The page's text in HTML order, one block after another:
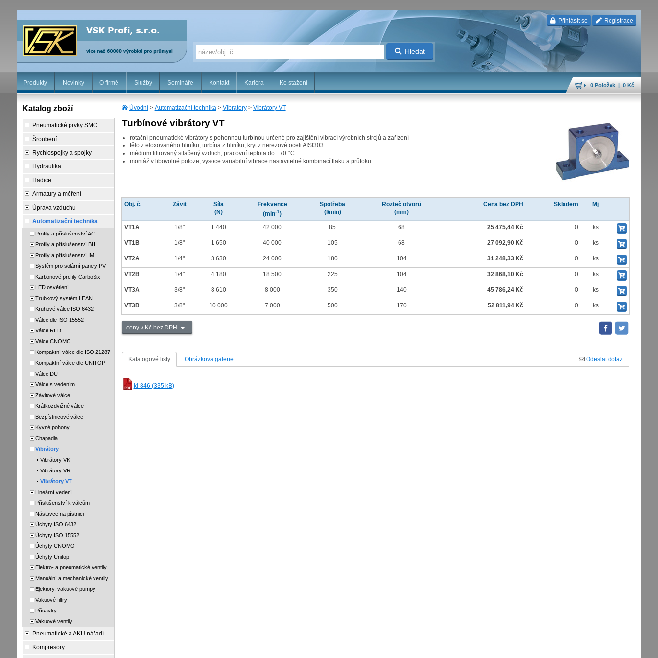
Přihlásit se Registrace
Hledat
Produkty Novinky O firmě Služby Semináře Kontakt Kariéra Ke stažení 0 Položek | 0 Kč
Úvodní> Automatizační technika> Vibrátory> Vibrátory VT
Turbínové vibrátory VT
rotační pneumatické vibrátory s pohonnou turbínou určené pro zajištění vibrací výrobních strojů a zařízení
tělo z eloxovaného hliníku, turbína z hliníku, kryt z nerezové oceli AISI303
médium filtrovaný stlačený vzduch, pracovní teplota do +70 °C
montáž v libovolné poloze, vysoce variabilní vibrace nastavitelné kombinací tlaku a průtoku
Obj. č. Závit
Síla
(N)
Frekvence
(min-1)
Spotřeba
(l/min)
Rozteč otvorů
(mm)
Cena bez DPH Skladem Mj
VT1A 1/8" 1 440 42 000 85 68 25 475,44 Kč 0 ks
VT1B 1/8" 1 650 40 000 105 68 27 092,90 Kč 0 ks
VT2A 1/4" 3 630 24 000 180 104 31 248,33 Kč 0 ks
VT2B 1/4" 4 180 18 500 225 104 32 868,10 Kč 0 ks
VT3A 3/8" 8 610 8 000 350 140 45 786,24 Kč 0 ks
VT3B 3/8" 10 000 7 000 500 170 52 811,94 Kč 0 ks
ceny v Kč bez DPH
Katalogové listy Obrázková galerie Odeslat dotaz
kl-846 (335 kB)
Katalog zboží
Pneumatické prvky SMC
Šroubení
Rychlospojky a spojky
Hydraulika
Hadice
Armatury a měření
Úprava vzduchu
Automatizační technika
Profily a příslušenství AC
Profily a příslušenství BH
Profily a příslušenství IM
Systém pro solární panely PV
Karbonové profily CarboSix
LED osvětlení
Trubkový systém LEAN
Kruhové válce ISO 6432
Válce dle ISO 15552
Válce RED
Válce CNOMO
Kompaktní válce dle ISO 21287
Kompaktní válce dle UNITOP
Válce DU
Válce s vedením
Závitové válce
Krátkozdvižné válce
Bezpístnicové válce
Kyvné pohony
Chapadla
Vibrátory
Vibrátory VK
Vibrátory VR
Vibrátory VT
Lineární vedení
Příslušenství k válcům
Nástavce na pístnici
Úchyty ISO 6432
Úchyty ISO 15552
Úchyty CNOMO
Úchyty Unitop
Elektro- a pneumatické ventily
Manuální a mechanické ventily
Ejektory, vakuové pumpy
Vakuové filtry
Přísavky
Vakuové ventily
Pneumatické a AKU nářadí
Kompresory